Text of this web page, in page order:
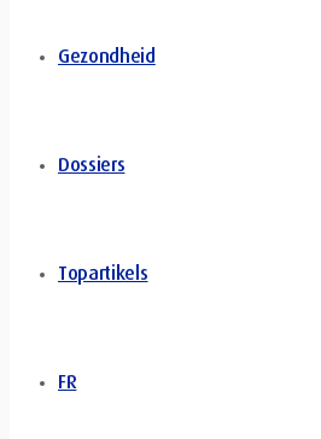
Gezondheid
Dossiers
Topartikels
FR